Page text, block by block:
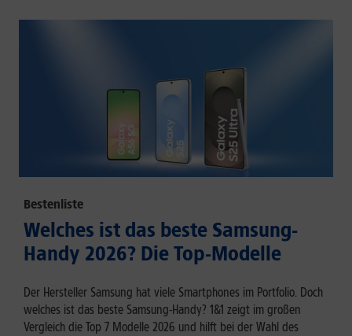
Bestenliste
Welches ist das beste Samsung-
Handy 2026? Die Top-Modelle
Der Hersteller Samsung hat viele Smartphones im Portfolio. Doch
welches ist das beste Samsung-Handy? 1&1 zeigt im großen
Vergleich die Top 7 Modelle 2026 und hilft bei der Wahl des